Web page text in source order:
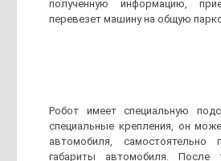
полученную информацию,
перевезет машину на общую
Робот имеет специальную
специальные крепления, он
автомобиля, самостоятельно
габариты автомобиля. После